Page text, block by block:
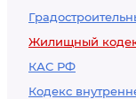
Жилищный
КАС РФ
Кодекс